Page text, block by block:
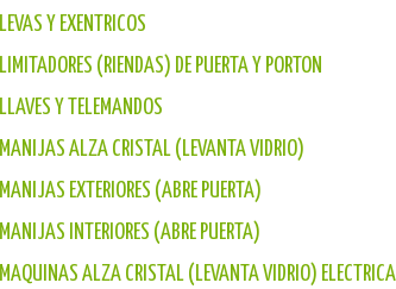
LEVAS Y EXENTRICOS
LIMITADORES (RIENDAS) DE PUERTA Y PORTON
LLAVES Y TELEMANDOS
MANIJAS ALZA CRISTAL (LEVANTA VIDRIO)
MANIJAS EXTERIORES (ABRE PUERTA)
MANIJAS INTERIORES (ABRE PUERTA)
MAQUINAS ALZA CRISTAL (LEVANTA VIDRIO)